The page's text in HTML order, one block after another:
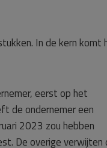
In de kern komt
eerst op het
de ondernemer een
2023 zou hebben
De overige verwijten